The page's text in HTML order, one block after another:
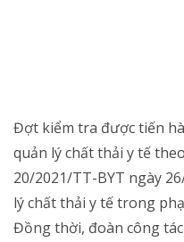
khăn, vướng mắc trong
ra hướng dẫn, hỗ trợ, đề
và biện pháp nâng cao
thải y tế.Ngoài việc kiểm
quy định, đoàn công tác